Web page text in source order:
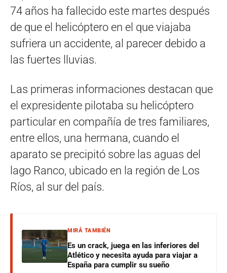
74 años ha fallecido este martes después
de que el helicóptero en el que viajaba
sufriera un accidente, al parecer debido a
las fuertes lluvias.
Las primeras informaciones destacan que
el expresidente pilotaba su helicóptero
particular en compañía de tres familiares,
entre ellos, una hermana, cuando el
aparato se precipitó sobre las aguas del
lago Ranco, ubicado en la región de Los
Ríos, al sur del país.
MIRÁ TAMBIÉN
Es un crack, juega en las inferiores del
Atlético y necesita ayuda para viajar a
España para cumplir su sueño